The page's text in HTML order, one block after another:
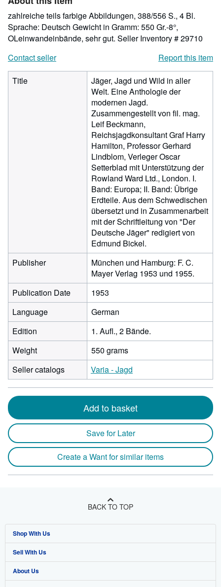
zahlreiche teils farbige Abbildungen, 388/556 S., 4 Bl.
Sprache: Deutsch Gewicht in Gramm: 550 Gr.-8°,
OLeinwandeinbände, sehr gut. Seller Inventory # 29710
Contact seller
Report this item
Title
Jäger, Jagd und Wild in aller
Welt. Eine Anthologie der
modernen Jagd.
Zusammengestellt von fil. mag.
Leif Beckmann,
Reichsjagdkonsultant Graf Harry
Hamilton, Professor Gerhard
Lindblom, Verleger Oscar
Setterblad mit Unterstützung der
Rowland Ward Ltd., London. I.
Band: Europa; II. Band: Übrige
Erdteile. Aus dem Schwedischen
übersetzt und in Zusammenarbeit
mit der Schriftleitung von "Der
Deutsche Jäger" redigiert von
Edmund Bickel.
Publisher
München und Hamburg: F. C.
Mayer Verlag 1953 und 1955.
Publication Date
1953
Language
German
Edition
1. Aufl., 2 Bände.
Weight
550 grams
Seller catalogs
Varia - Jagd
Add to basket
Save for Later
Create a Want for similar items
BACK TO TOP
Shop With Us
Advanced Search
Browse Collections
Sell With Us
Start Selling
About Us